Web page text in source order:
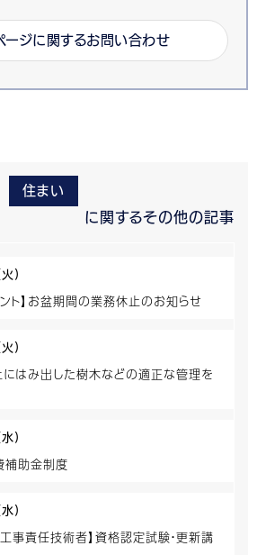
ージに関するお問い合わせ
住まい
に関するその他の記事
)
ト】お盆期間の業務休止のお知らせ
)
はみ出した樹木などの適正な管理を
)
補助金制度
)
事責任技術者】資格認定試験・更新講